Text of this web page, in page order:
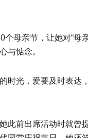
母亲节，让她对“母
与惦念。
光，爱要及时表达
前出席活动时就曾